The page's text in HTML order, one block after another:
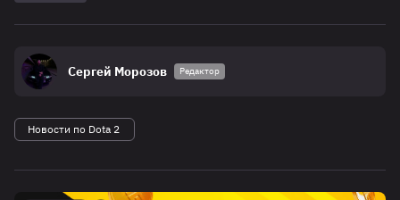
Сергей Морозов Редактор
Новости по Dota 2